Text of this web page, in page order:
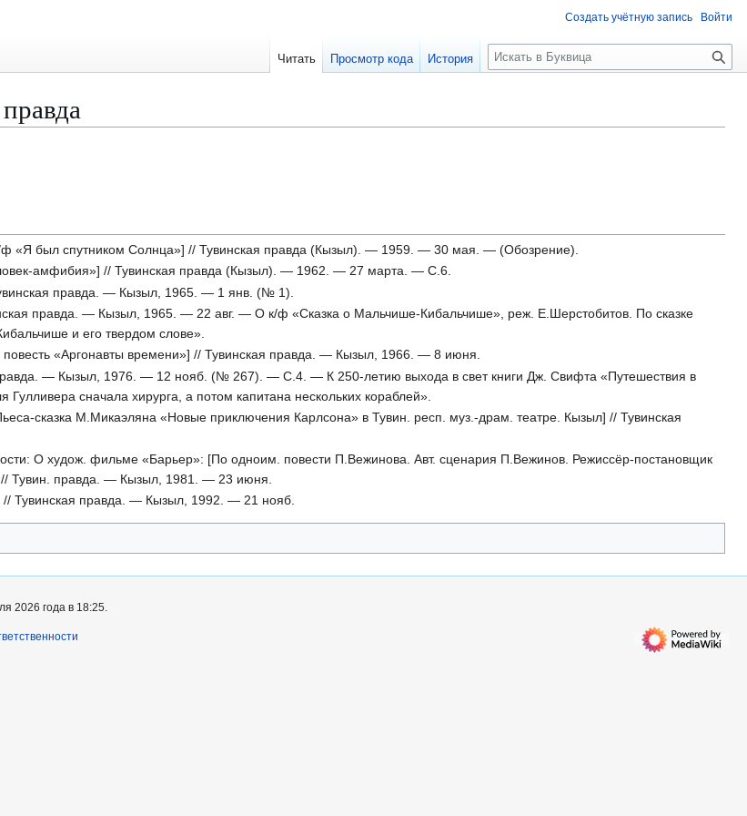
ф «Я был спутником Солнца»] // Тувинская правда (Кызыл). — 1959. — 30 мая. — (Обозрение).
амфибия»] // Тувинская правда (Кызыл). — 1962. — 27 марта. — С.6.
правда. — Кызыл, 1965. — 1 янв. (№ 1).
правда. — Кызыл, 1965. — 22 авг. — О к/ф «Сказка о Мальчише-Кибальчише», реж. Е.Шерстобитов. По сказке
и его твердом слове».
повесть «Аргонавты времени»] // Тувинская правда. — Кызыл, 1966. — 8 июня.
— Кызыл, 1976. — 12 нояб. (№ 267). — С.4. — К 250-летию выхода в свет книги Дж. Свифта «Путешествия в
сначала хирурга, а потом капитана нескольких кораблей».
сказка М.Микаэляна «Новые приключения Карлсона» в Тувин. респ. муз.-драм. театре. Кызыл] // Тувинская
О худож. фильме «Барьер»: [По одноим. повести П.Вежинова. Авт. сценария П.Вежинов. Режиссёр-постановщик
Тувин. правда. — Кызыл, 1981. — 23 июня.
Тувинская правда. — Кызыл, 1992. — 21 нояб.
Создать учётную запись Войти
Читать Просмотр кода История
П
о
к
2026 года в 18:25.